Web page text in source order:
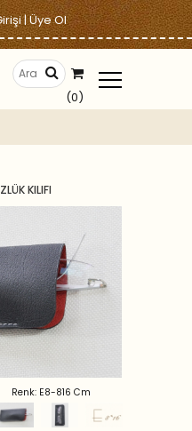
|Üye Ol
(0)
KILIFI
Renk: E8-816 Cm